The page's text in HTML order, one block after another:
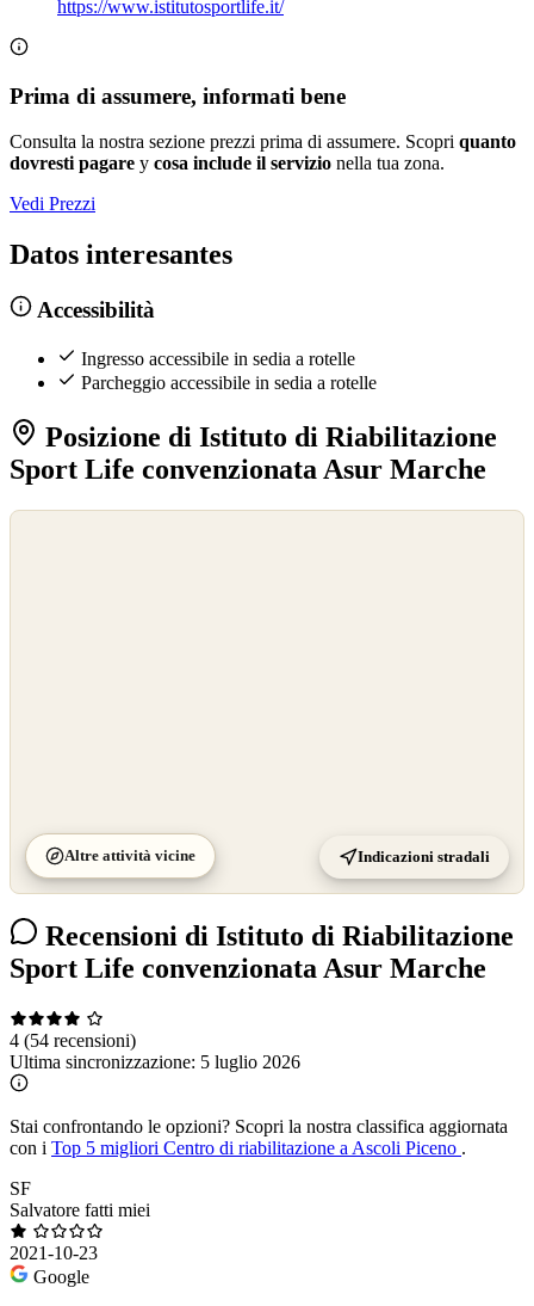
https://www.istitutosportlife.it/
Prima di assumere, informati bene
Consulta la nostra sezione prezzi prima di assumere. Scopri quanto
dovresti pagare y cosa include il servizio nella tua zona.
Vedi Prezzi
Datos interesantes
Accessibilità
Ingresso accessibile in sedia a rotelle
Parcheggio accessibile in sedia a rotelle
Posizione di Istituto di Riabilitazione
Sport Life convenzionata Asur Marche
Altre attività vicine Indicazioni stradali
Recensioni di Istituto di Riabilitazione
Sport Life convenzionata Asur Marche
4 (54 recensioni)
Ultima sincronizzazione: 5 luglio 2026
Stai confrontando le opzioni? Scopri la nostra classifica aggiornata
con i Top 5 migliori Centro di riabilitazione a Ascoli Piceno .
SF
Salvatore fatti miei
2021-10-23
Google